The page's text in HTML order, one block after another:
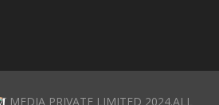
MEDIA PRIVATE LIMITED 2024.ALL